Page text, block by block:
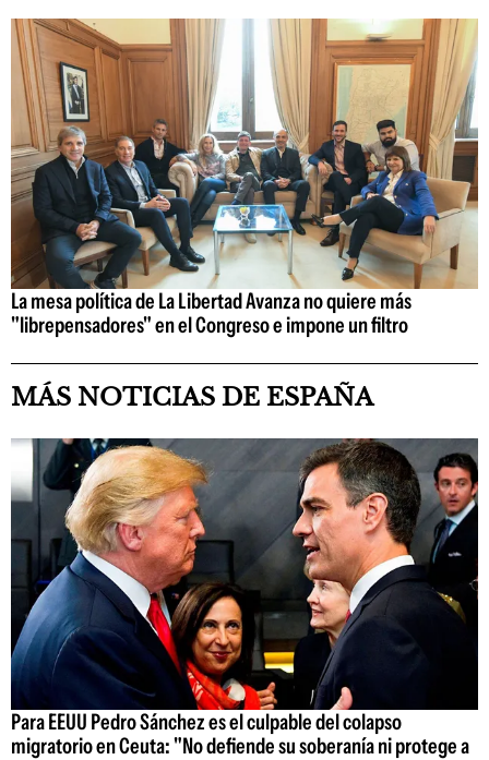
La mesa política de La Libertad Avanza no quiere más
"librepensadores" en el Congreso e impone un filtro
MÁS NOTICIAS DE ESPAÑA
Para EEUU Pedro Sánchez es el culpable del colapso
migratorio en Ceuta: "No defiende su soberanía ni protege a